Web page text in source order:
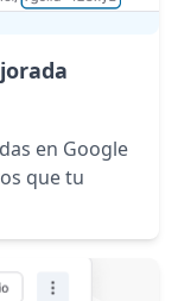
en Google
que tu